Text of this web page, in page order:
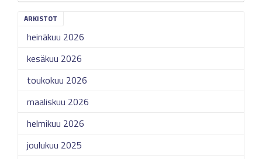
ARKISTOT
heinäkuu 2026
kesäkuu 2026
toukokuu 2026
maaliskuu 2026
helmikuu 2026
joulukuu 2025